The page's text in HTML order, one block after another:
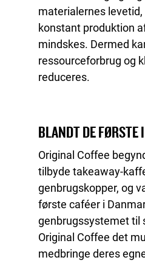
materialernes
konstant produktion
mindskes. Dermed
ressourceforbrug og
reduceres.
BLANDT DE FØRSTE
Original Coffee
tilbyde takeaway-
genbrugskopper, og
første caféer i
genbrugssystemet til
Original Coffee det
medbringe deres